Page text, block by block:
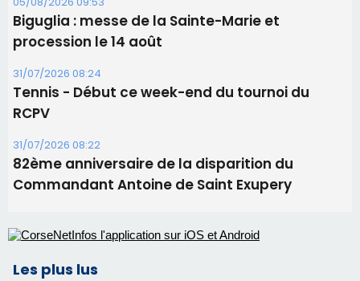
82ème anniversaire de la disparition du
Commandant Antoine de Saint Exupery
Les plus lus
Satine Nomary est la nouvelle Miss Corse 2026
Éclipse du 12 août : la Corse aux premières loges
d'un spectacle qui ne reviendra pas avant 2081
profiter pleinement du spectacle ?
consommation en recul dans les restaurants